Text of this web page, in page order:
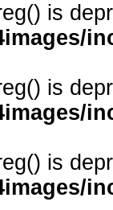
is
is
is